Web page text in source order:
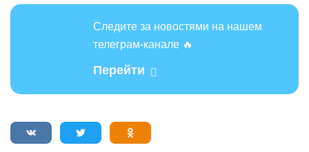
Следите за новостями на нашем
телеграм-канале 🔥
Перейти